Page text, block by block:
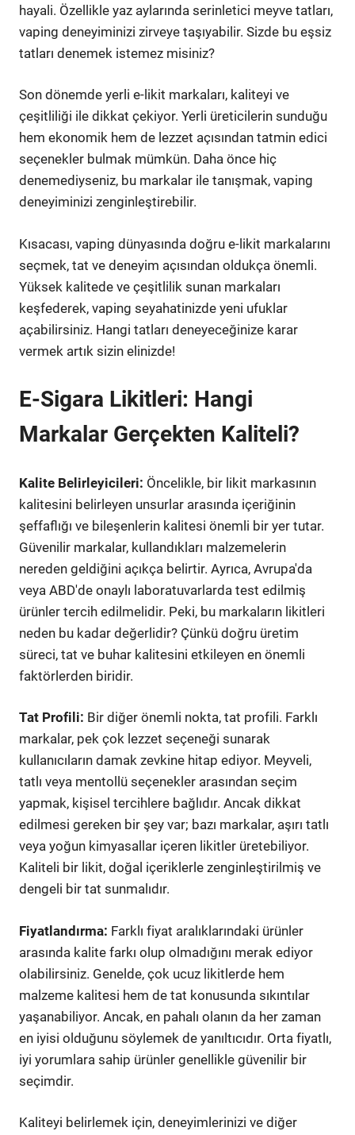
hayali. Özellikle yaz aylarında serinletici meyve tatları,
vaping deneyiminizi zirveye taşıyabilir. Sizde bu eşsiz
tatları denemek istemez misiniz?
Son dönemde yerli e-likit markaları, kaliteyi ve
çeşitliliği ile dikkat çekiyor. Yerli üreticilerin sunduğu
hem ekonomik hem de lezzet açısından tatmin edici
seçenekler bulmak mümkün. Daha önce hiç
denemediyseniz, bu markalar ile tanışmak, vaping
deneyiminizi zenginleştirebilir.
Kısacası, vaping dünyasında doğru e-likit markalarını
seçmek, tat ve deneyim açısından oldukça önemli.
Yüksek kalitede ve çeşitlilik sunan markaları
keşfederek, vaping seyahatinizde yeni ufuklar
açabilirsiniz. Hangi tatları deneyeceğinize karar
vermek artık sizin elinizde!
E-Sigara Likitleri: Hangi
Markalar Gerçekten Kaliteli?
Kalite Belirleyicileri: Öncelikle, bir likit markasının
kalitesini belirleyen unsurlar arasında içeriğinin
şeffaflığı ve bileşenlerin kalitesi önemli bir yer tutar.
Güvenilir markalar, kullandıkları malzemelerin
nereden geldiğini açıkça belirtir. Ayrıca, Avrupa'da
veya ABD'de onaylı laboratuvarlarda test edilmiş
ürünler tercih edilmelidir. Peki, bu markaların likitleri
neden bu kadar değerlidir? Çünkü doğru üretim
süreci, tat ve buhar kalitesini etkileyen en önemli
faktörlerden biridir.
Tat Profili: Bir diğer önemli nokta, tat profili. Farklı
markalar, pek çok lezzet seçeneği sunarak
kullanıcıların damak zevkine hitap ediyor. Meyveli,
tatlı veya mentollü seçenekler arasından seçim
yapmak, kişisel tercihlere bağlıdır. Ancak dikkat
edilmesi gereken bir şey var; bazı markalar, aşırı tatlı
veya yoğun kimyasallar içeren likitler üretebiliyor.
Kaliteli bir likit, doğal içeriklerle zenginleştirilmiş ve
dengeli bir tat sunmalıdır.
Fiyatlandırma: Farklı fiyat aralıklarındaki ürünler
arasında kalite farkı olup olmadığını merak ediyor
olabilirsiniz. Genelde, çok ucuz likitlerde hem
malzeme kalitesi hem de tat konusunda sıkıntılar
yaşanabiliyor. Ancak, en pahalı olanın da her zaman
en iyisi olduğunu söylemek de yanıltıcıdır. Orta fiyatlı,
iyi yorumlara sahip ürünler genellikle güvenilir bir
seçimdir.
Kaliteyi belirlemek için, deneyimlerinizi ve diğer